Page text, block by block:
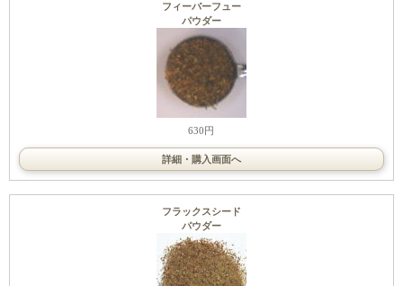
フィーバーフュー
パウダー
630円
詳細・購入画面へ
フラックスシード
パウダー